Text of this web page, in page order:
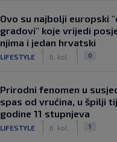
Ovo su najbolji europski
gradovi" koje vrijedi
njima i jedan hrvatski
LIFESTYLE 6. kol. 0
Prirodni fenomen u
spas od vrućina, u špilji
godine 11 stupnjeva
LIFESTYLE 6. kol. 1